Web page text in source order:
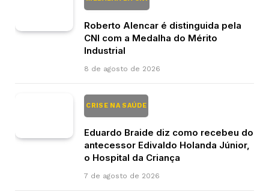
Roberto Alencar é distinguida pela
CNI com a Medalha do Mérito
Industrial
8 de agosto de 2026
CRISE NA SAÚDE
Eduardo Braide diz como recebeu do
antecessor Edivaldo Holanda Júnior,
o Hospital da Criança
7 de agosto de 2026